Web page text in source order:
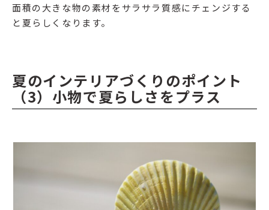
面積の大きな物の素材をサラサラ質感にチェンジする
と夏らしくなります。
夏のインテリアづくりのポイント
（3）小物で夏らしさをプラス